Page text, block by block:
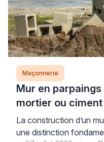
Maçonnerie
Mur en
mortier ou ciment
La construction d’un
une distinction